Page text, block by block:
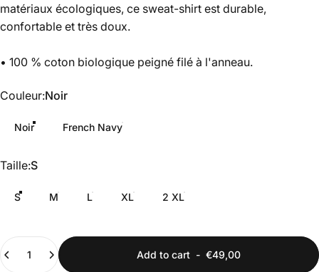
matériaux écologiques, ce sweat-shirt est durable,
confortable et très doux.
• 100 % coton biologique peigné filé à l'anneau.
Couleur
Couleur:Noir
Noir French Navy
Taille
Taille:S
S M L XL 2 XL
Quantity
Add to cart - €49,00